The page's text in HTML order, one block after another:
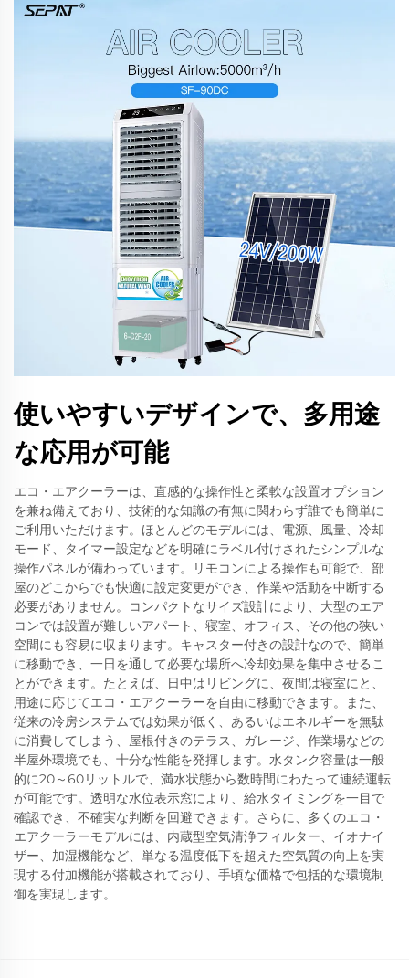
使いやすいデザインで、多用途
な応用が可能
エコ・エアクーラーは、直感的な操作性と柔軟な設置オプション
を兼ね備えており、技術的な知識の有無に関わらず誰でも簡単に
ご利用いただけます。ほとんどのモデルには、電源、風量、冷却
モード、タイマー設定などを明確にラベル付けされたシンプルな
操作パネルが備わっています。リモコンによる操作も可能で、部
屋のどこからでも快適に設定変更ができ、作業や活動を中断する
必要がありません。コンパクトなサイズ設計により、大型のエア
コンでは設置が難しいアパート、寝室、オフィス、その他の狭い
空間にも容易に収まります。キャスター付きの設計なので、簡単
に移動でき、一日を通して必要な場所へ冷却効果を集中させるこ
とができます。たとえば、日中はリビングに、夜間は寝室にと、
用途に応じてエコ・エアクーラーを自由に移動できます。また、
従来の冷房システムでは効果が低く、あるいはエネルギーを無駄
に消費してしまう、屋根付きのテラス、ガレージ、作業場などの
半屋外環境でも、十分な性能を発揮します。水タンク容量は一般
的に20～60リットルで、満水状態から数時間にわたって連続運転
が可能です。透明な水位表示窓により、給水タイミングを一目で
確認でき、不確実な判断を回避できます。さらに、多くのエコ・
エアクーラーモデルには、内蔵型空気清浄フィルター、イオナイ
ザー、加湿機能など、単なる温度低下を超えた空気質の向上を実
現する付加機能が搭載されており、手頃な価格で包括的な環境制
御を実現します。